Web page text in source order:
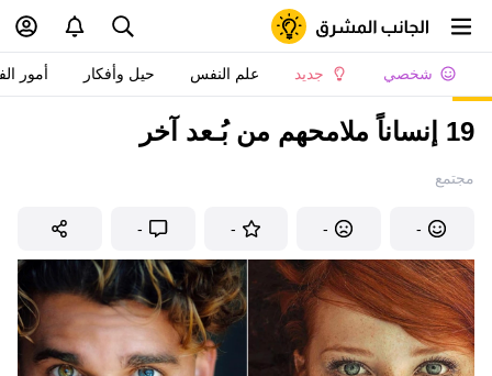
شخصي جديد علم النفس حيل وأفكار أمور
19 إنساناً ملامحهم من بُـعد آخر
مجتمع
-
-
-
-